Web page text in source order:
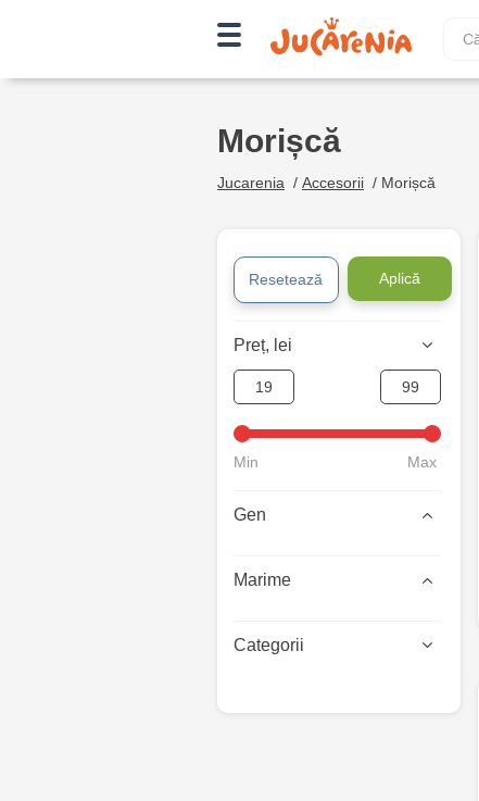
Morișcă
Jucarenia / Accesorii / Morișcă
Resetează Aplică
Preț, lei
Min Max
Gen
Marime
Categorii